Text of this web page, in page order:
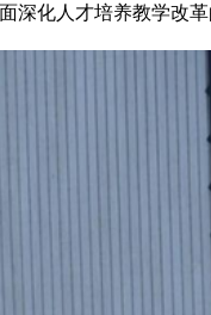
深化人才培养教学改革